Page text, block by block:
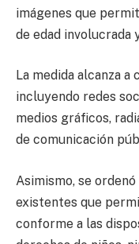
imágenes que
de edad involucrada
La medida alcanza
incluyendo redes
medios gráficos,
de comunicación
Asimismo, se
existentes que
conforme a las